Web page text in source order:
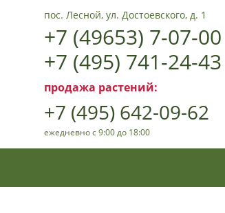
пос. Лесной, ул. Достоевского, д. 1
+7 (49653) 7-07-00
+7 (495) 741-24-43
продажа растений:
+7 (495) 642-09-62
ежедневно с 9:00 до 18:00